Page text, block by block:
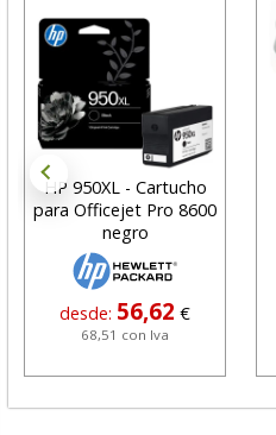
HP 950XL - Cartucho
para Officejet Pro 8600
negro
desde: 56,62 €
68,51 con Iva